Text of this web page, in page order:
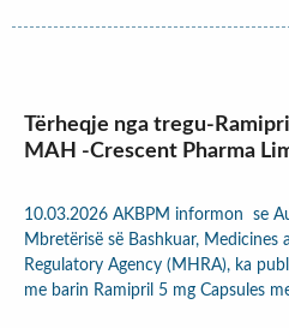
Tërheqje nga tregu-
MAH -Crescent Pharma
10.03.2026 AKBPM informon se
Mbretërisë së Bashkuar,
Regulatory Agency (MHRA), ka
me barin Ramipril 5 mg Capsules